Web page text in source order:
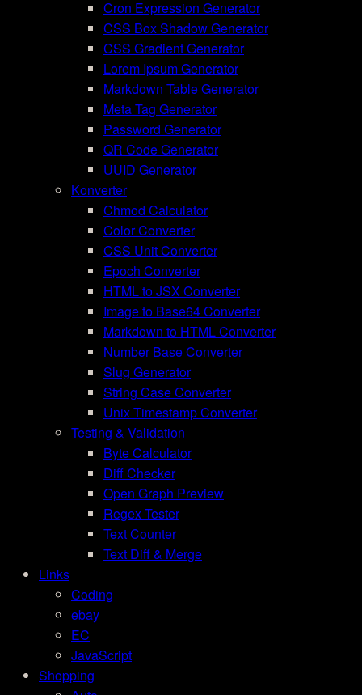
Cron Expression Generator
CSS Box Shadow Generator
CSS Gradient Generator
Lorem Ipsum Generator
Markdown Table Generator
Meta Tag Generator
Password Generator
QR Code Generator
UUID Generator
Konverter
Chmod Calculator
Color Converter
CSS Unit Converter
Epoch Converter
HTML to JSX Converter
Image to Base64 Converter
Markdown to HTML Converter
Number Base Converter
Slug Generator
String Case Converter
Unix Timestamp Converter
Testing & Validation
Byte Calculator
Diff Checker
Open Graph Preview
Regex Tester
Text Counter
Text Diff & Merge
Links
Coding
ebay
EC
JavaScript
Shopping